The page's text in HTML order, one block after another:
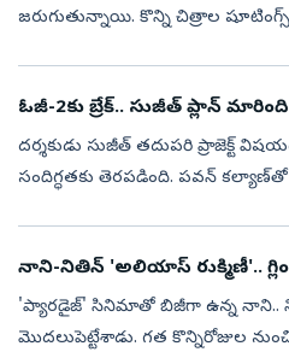
జరుగుతున్నాయి. కొన్ని చిత్రాల
ఓజీ-2కు బ్రేక్.. సుజీత్ ప్లాన్ మారింది
దర్శకుడు సుజీత్ తదుపరి ప్రాజెక్ట్
సందిగ్ధతకు తెరపడింది. పవన్ కల్యాణ్‌తో
నాని-నితిన్ 'అలియాస్ రుక్మిణీ'..
'ప్యారడైజ్' సినిమాతో బిజీగా ఉన్న నాని..
మొదలుపెట్టేశాడు. గత కొన్నిరోజుల